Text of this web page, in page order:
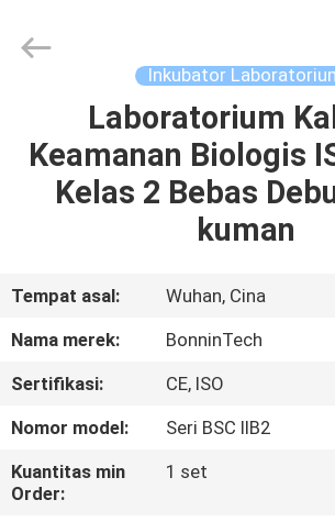
RUMAH
PRODUK
TENTANG
TUR
PABRIK
Rights
Inkubator
Laboratorium
Keamanan Biologis
Kelas 2 Bebas
kuman
Tempat asal:
Wuhan, Cina
Nama merek:
BonninTech
Sertifikasi:
CE, ISO
Nomor model:
Seri BSC IIB2
Kuantitas min
Order:
1 set